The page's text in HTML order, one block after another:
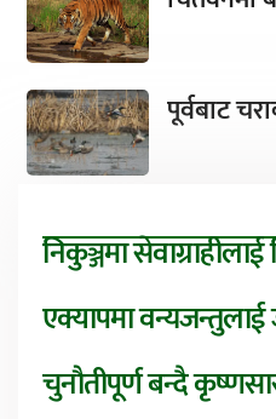
पूर्वबाट
निकुञ्जमा
एक्यापमा वन्यजन्तुलाई
चुनौतीपूर्ण बन्दै